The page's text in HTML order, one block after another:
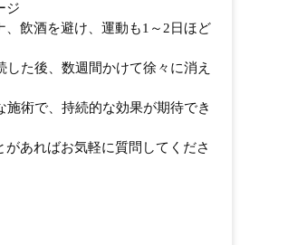
ジ
、飲酒を避け、運動も1～2日ほど
た後、数週間かけて徐々に消え
施術で、持続的な効果が期待でき
があればお気軽に質問してくださ